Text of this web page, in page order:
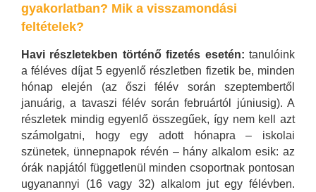
gyakorlatban? Mik a visszamondási
feltételek?
Havi részletekben történő fizetés esetén: tanulóink
a féléves díjat 5 egyenlő részletben fizetik be, minden
hónap elején (az őszi félév során szeptembertől
januárig, a tavaszi félév során februártól júniusig). A
részletek mindig egyenlő összegűek, így nem kell azt
számolgatni, hogy egy adott hónapra – iskolai
szünetek, ünnepnapok révén – hány alkalom esik: az
órák napjától függetlenül minden csoportnak pontosan
ugyanannyi (16 vagy 32) alkalom jut egy félévben.